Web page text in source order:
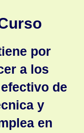
por
a los
de
y
en